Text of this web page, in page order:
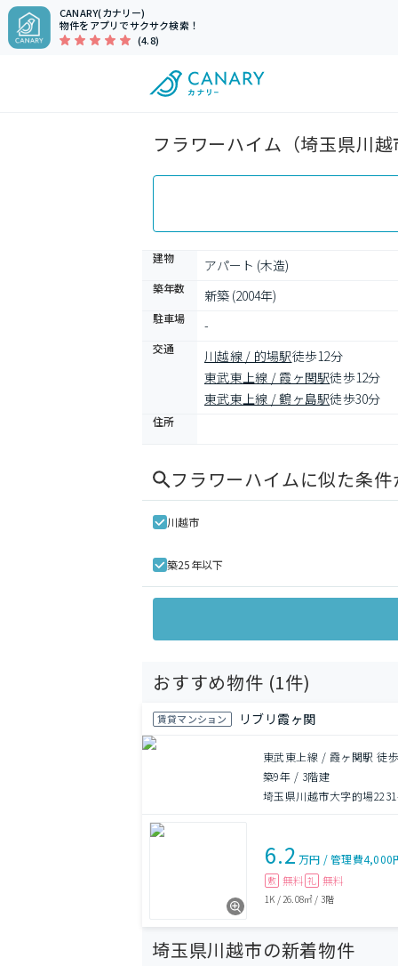
CANARY(カナリー)
物件をアプリでサクサク検索！
(4.8)
フラワーハイム（埼玉県川
建物 アパート (木造)
築年数 新築 (2004年)
駐車場 -
交通 川越線 / 的場駅徒歩12分
東武東上線 / 霞ヶ関駅徒歩12分
東武東上線 / 鶴ヶ島駅徒歩30分
住所
フラワーハイムに似た条
川越市
築25年以下
おすすめ物件 (1件)
賃貸マンション リブリ霞ヶ関
東武東上線 / 霞ヶ関駅 徒
築9年 / 3階建
埼玉県川越市大字的場
6.2 万円 /管理費4,000
敷 無料 礼 無料
1K / 26.08㎡ / 3階
埼玉県川越市の新着物件